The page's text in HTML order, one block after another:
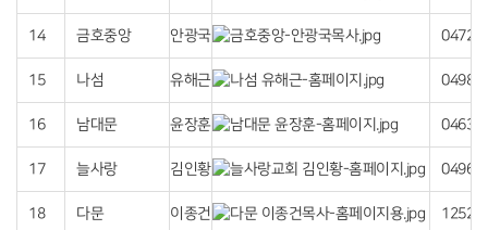
14 금호중앙 안광국 04722
15 나섬 유해근 04982
16 남대문 윤장훈 04637
17 늘사랑 김인황 04968
18 다문 이종건 12522